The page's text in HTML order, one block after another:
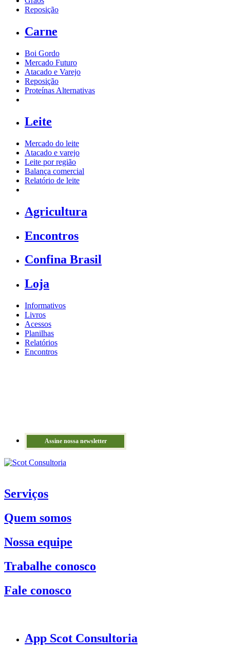
Reposição
Carne
Boi Gordo
Mercado Futuro
Atacado e Varejo
Reposição
Proteínas Alternativas
Leite
Mercado do leite
Atacado e varejo
Leite por região
Balança comercial
Relatório de leite
Agricultura
Encontros
Confina Brasil
Loja
Informativos
Livros
Acessos
Planilhas
Relatórios
Encontros
Assine nossa newsletter
Serviços
Quem somos
Nossa equipe
Trabalhe conosco
Fale conosco
App Scot Consultoria